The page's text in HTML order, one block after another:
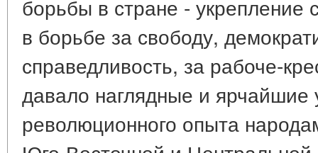
борьбы в стране - укрепление
в борьбе за свободу,
справедливость, за рабоче-
давало наглядные и ярчайшие
революционного опыта